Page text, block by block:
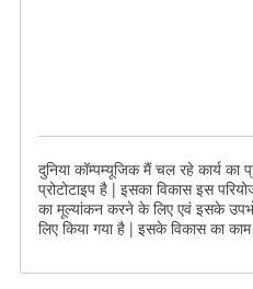
दुनिया कॉम्पम्यूजिक मैं चल रहे कार्य
प्रोटोटाइप है | इसका विकास इस
का मूल्यांकन करने के लिए एवं इसके
लिए किया गया है | इसके विकास का